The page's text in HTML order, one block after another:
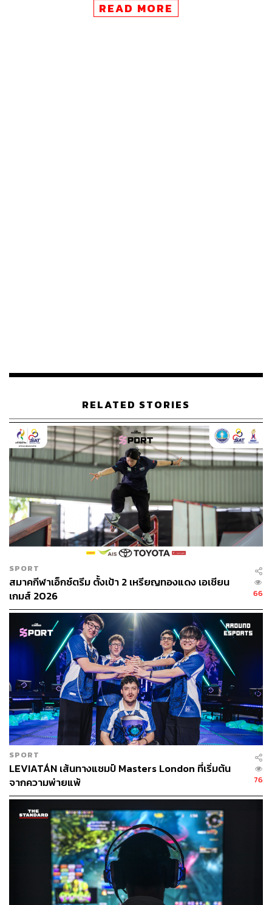
ประเทศไทยให้การรับรองอีสปอร์ตเป็นหนึ่งในชนิดกีฬา และ
มีการเปิดตัวสมาคมกีฬาอีสปอร์ตแห่งประเทศไทยอย่างเป็น
Photo: Newzoo
Newzoo รายงานว่า อาเซียนเป็นภูมิภาคที่อีสปอร์ตเติบโตสูง
ที่สุดในโลก ข้อมูลในปี 2016 คาดการณ์ว่า ปี 2015-2019
แฟนกีฬาอีสปอร์ตจะมีอัตราการเติบโตสูงถึง 36.1% ขณะที่
อัตราการเติบโตเฉลี่ยทั่วโลกในช่วงปีเดียวกันอยู่ที่ 19.1%
เท่านั้น
ยิ่งไปกว่านั้น มหกรรมกีฬา Asian Games 2018 ที่ประเทศ
อินโดนีเซียได้บรรจุอีสปอร์ตเข้าเป็นกีฬาทดลอง และ
ประเทศไทยเป็นเจ้าภาพจัดการแข่งขันเกมระดับโลกรายการ
World Cyber Games 2018 ณ อิมแพ็ค เมืองทองธานี ในวันที่
26 เมษายน ถึง 29 เมษายน 2018
เชื่อว่าทั้งสองมหกรรมนี้จะทำให้อีสปอร์ตในอาเซียนเติบโต
อย่างก้าวกระโดด แต่ก่อนที่เราจะไปกันไกลกว่านี้ เคยสงสัย
ไหมว่า ทำไมอีสปอร์ตถึงได้รับความนิยมเพิ่มขึ้นเรื่อยๆ ตรง
ข้ามกับกีฬาหลายประเภทที่ยอดคนดูน้อยลงทุกปี
“แบรนด์ที่เคยสนับสนุนกีฬา Traditional Sports อย่างฟุตบอล
เริ่มหันมาให้ความสนใจสนับสนุนอีสปอร์ตมากขึ้น เนื่องจาก
READ MORE
RELATED STORIES
SPORT
สมาคกีฬาเอ็กซ์ตรีม ตั้งเป้า 2 เหรียญทองแดง เอเชียน
เกมส์ 2026
66
SPORT
LEVIATÁN เส้นทางแชมป์ Masters London ที่เริ่มต้น
จากความพ่ายแพ้
76